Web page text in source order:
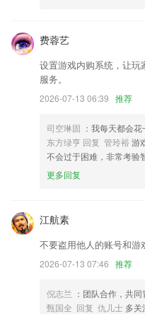
会员登入后，功能链接导向官
需重新登入真便利！
手机端首次登陆提示服务器异常
全新版本，欢迎体验。
新增 计算器
改了个帅气的 LOGO。
以上就是贵州十一选五软件下
费蓉艺
设置游戏内购系统，让玩
服务。
2026-07-13 06:39 推荐
司空琳固 ：我每天都会
东方绿亨 回复 管玲裕游
不会过于困难，非常考验
更多回复
江航素
不要盗用他人的账号和游
2026-07-13 07:46 推荐
倪志兰 ：团队合作，共同
甄国全 回复 仇儿士 多关